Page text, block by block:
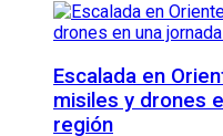
Escalada en
misiles y drones
región